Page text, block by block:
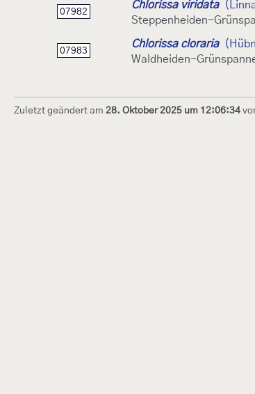
07982
Chlorissa viridata
Steppenheiden-
07983
Chlorissa cloraria
Waldheiden-
Zuletzt geändert am 28. Oktober 2025 um 12:06:34